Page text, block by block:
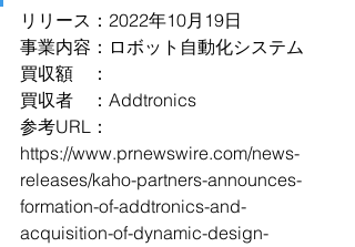
リリース：2022年10月19日
事業内容：ロボット自動化システム
買収額　：
買収者　：Addtronics
参考URL：
https://www.prnewswire.com/news-
releases/kaho-partners-announces-
formation-of-addtronics-and-
acquisition-of-dynamic-design-